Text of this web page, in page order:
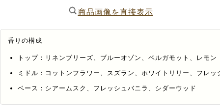
商品画像を直接表示
香りの構成
トップ：リネンブリーズ、ブルーオゾン、ベルガモット、レモン
ミドル：コットンフラワー、スズラン、ホワイトリリー、フレッ
ベース：シアームスク、フレッシュバニラ、シダーウッド